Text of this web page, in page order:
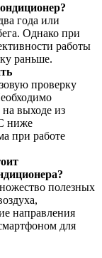
года или
Однако при
работы
раньше.
проверку
на выходе из
ниже
при работе
полезных
направления
для